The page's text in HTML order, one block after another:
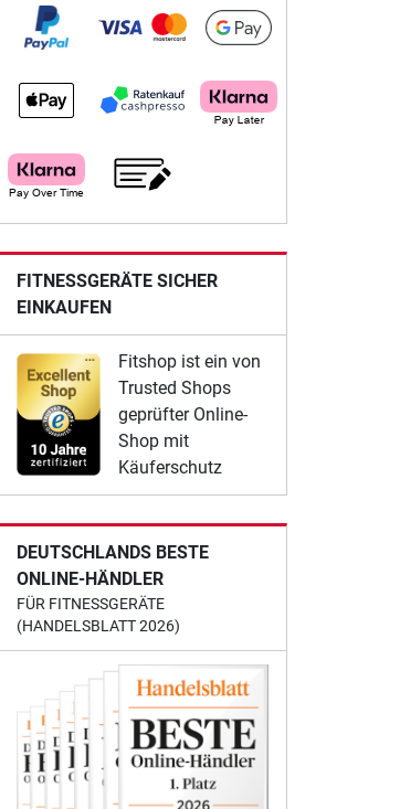
FITNESSGERÄTE SICHER
EINKAUFEN
Fitshop ist ein von
Trusted Shops
geprüfter Online-
Shop mit
Käuferschutz
DEUTSCHLANDS BESTE
ONLINE-HÄNDLER
FÜR FITNESSGERÄTE
(HANDELSBLATT 2026)